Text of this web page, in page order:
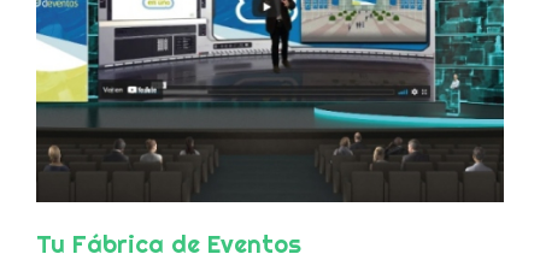
Tu Fábrica de Eventos